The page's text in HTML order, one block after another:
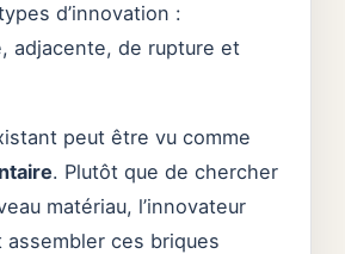
d’innovation :
adjacente, de rupture et
peut être vu comme
. Plutôt que de chercher
matériau, l’innovateur
ces briques